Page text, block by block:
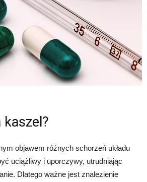
kaszel?
objawem różnych schorzeń układu
uciążliwy i uporczywy, utrudniając
Dlatego ważne jest znalezienie